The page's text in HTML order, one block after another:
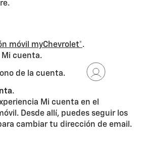
móvil myChevrolet*.
Mi cuenta.
de la cuenta.
.
Mi cuenta en el
Desde allí, puedes seguir los
cambiar tu dirección de email.